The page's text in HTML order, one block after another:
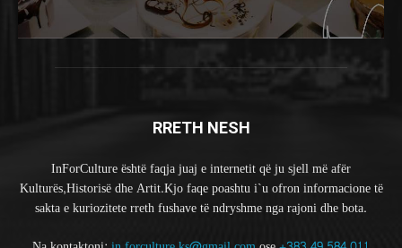
RRETH NESH
InForCulture është faqja juaj e internetit që ju sjell më afër
Kulturës,Historisë dhe Artit.Kjo faqe poashtu i`u ofron informacione të
sakta e kuriozitete rreth fushave të ndryshme nga rajoni dhe bota.